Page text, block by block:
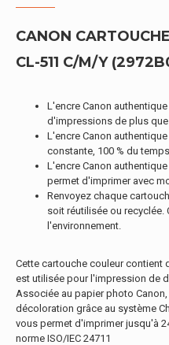
CANON
CL-511 C/M/Y
L'encre Canon
d'impressions de plus
L'encre Canon
constante, 100 % du
L'encre Canon
permet d'imprimer avec
Renvoyez chaque
soit réutilisée ou
l'environnement.
Cette cartouche couleur contient
est utilisée pour l'impression de
Associée au papier photo
décoloration grâce au système
vous permet d'imprimer jusqu'à
norme ISO/IEC 24711